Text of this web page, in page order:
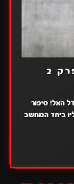
האל! סיפור
ביחד המחשב